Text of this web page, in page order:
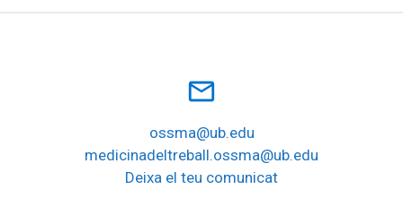
mail_outline
ossma@ub.edu
medicinadeltreball.ossma@ub.edu
Deixa el teu comunicat